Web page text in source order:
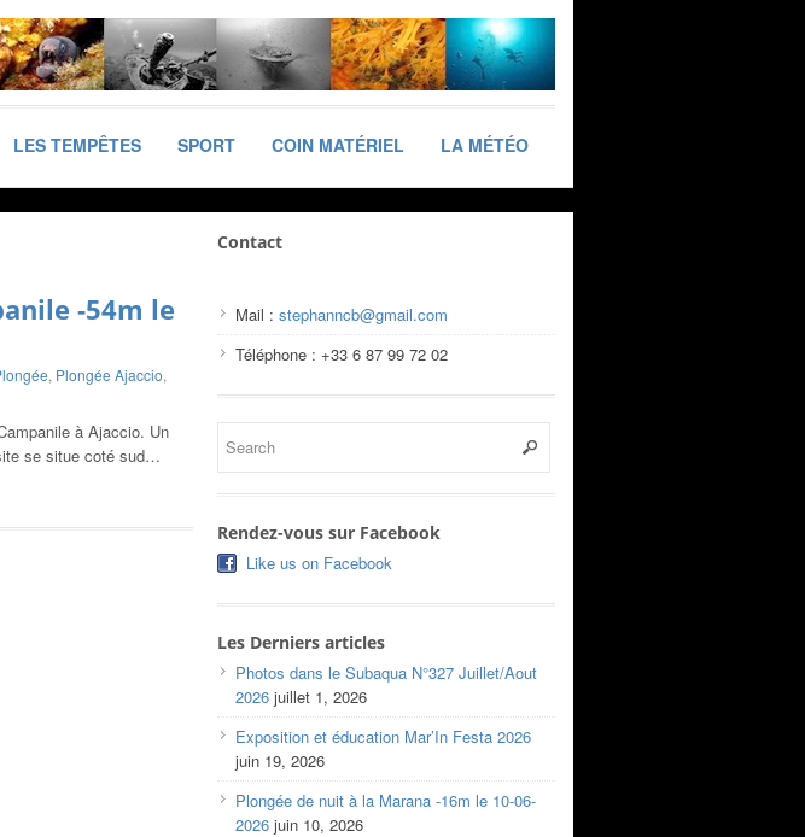
LES TEMPÊTES SPORT COIN MATÉRIEL LA MÉTÉO
-54m le
, Plongée Ajaccio,
à Ajaccio. Un
se situe coté sud…
Contact
Mail : stephanncb@gmail.com
Téléphone : +33 6 87 99 72 02
Rendez-vous sur Facebook
Like us on Facebook
Les Derniers articles
Photos dans le Subaqua N°327 Juillet/Aout
2026 juillet 1, 2026
Exposition et éducation Mar’In Festa 2026
juin 19, 2026
Plongée de nuit à la Marana -16m le 10-06-
2026 juin 10, 2026